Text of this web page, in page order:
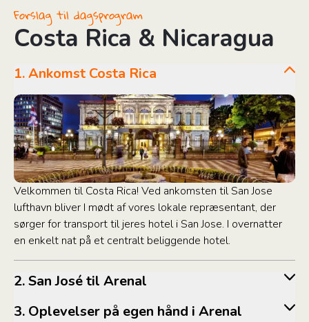
Forslag til dagsprogram
Costa Rica & Nicaragua
1. Ankomst Costa Rica
Velkommen til Costa Rica! Ved ankomsten til San Jose
lufthavn bliver I mødt af vores lokale repræsentant, der
sørger for transport til jeres hotel i San Jose. I overnatter
en enkelt nat på et centralt beliggende hotel.
2. San José til Arenal
3. Oplevelser på egen hånd i Arenal